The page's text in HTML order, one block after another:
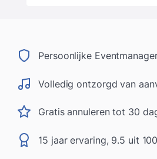
Persoonlijke
Volledig ontzorgd van
Gratis annuleren tot 30
15 jaar ervaring, 9.5 uit